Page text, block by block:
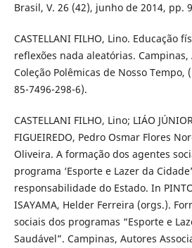
Brasil, V. 26 (42), junho de 2014, pp.
CASTELLANI FILHO, Lino. Educação
reflexões nada aleatórias. Campinas,
Coleção Polêmicas de Nosso Tempo,
85-7496-298-6).
CASTELLANI FILHO, Lino; LIÁO
FIGUEIREDO, Pedro Osmar Flores
Oliveira. A formação dos agentes
programa ‘Esporte e Lazer da
responsabilidade do Estado. In
ISAYAMA, Helder Ferreira (orgs.).
sociais dos programas “Esporte e
Saudável”. Campinas, Autores